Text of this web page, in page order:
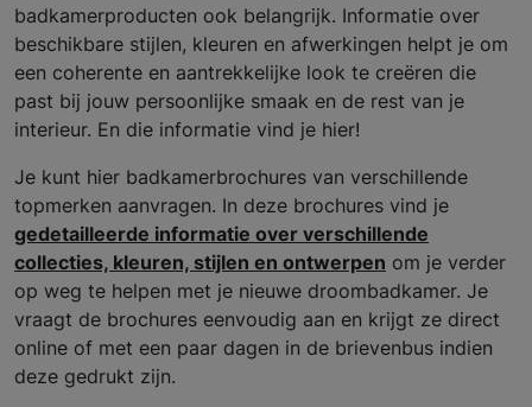
badkamerproducten ook belangrijk. Informatie over
beschikbare stijlen, kleuren en afwerkingen helpt je om
een coherente en aantrekkelijke look te creëren die
past bij jouw persoonlijke smaak en de rest van je
interieur. En die informatie vind je hier!
Je kunt hier badkamerbrochures van verschillende
topmerken aanvragen. In deze brochures vind je
gedetailleerde informatie over verschillende
collecties, kleuren, stijlen en ontwerpen om je verder
op weg te helpen met je nieuwe droombadkamer. Je
vraagt de brochures eenvoudig aan en krijgt ze direct
online of met een paar dagen in de brievenbus indien
deze gedrukt zijn.